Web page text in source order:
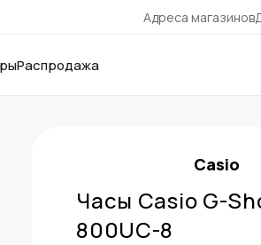
Адреса магазинов
Распродажа
Casio
Часы Casio G-
800UC-8